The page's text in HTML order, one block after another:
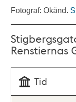
Fotograf: Okänd.
Renstiernas
Tid